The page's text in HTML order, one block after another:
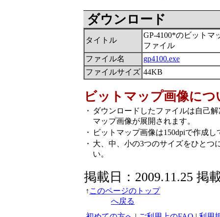
ダウンロード
タイトル
GP-4100*のビットマ
ファイル
ファイル名
gp4100.exe
ファイルサイズ 44KB
ビットマップ画像につ
・ ダウンロードしたファイルは自己
マップ画像が展開されます。
・
ビットマップ画像は150dpiで作成し
・ 大、中、小の3つのサイズをひとつ
い。
掲載日：2009.11.25 掲
↑ このページのトップ
へ戻る